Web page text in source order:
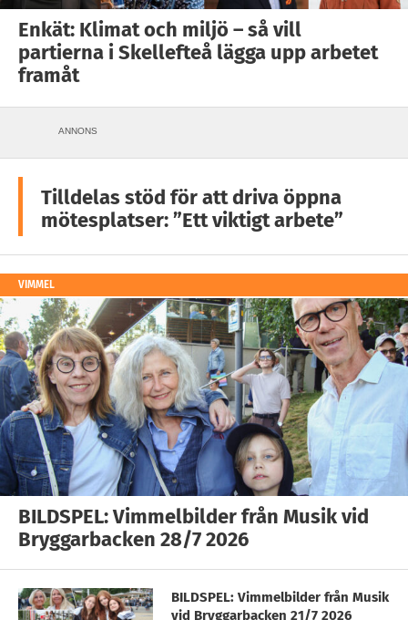
Enkät: Klimat och miljö – så vill
partierna i Skellefteå lägga upp arbetet
framåt
ANNONS
Tilldelas stöd för att driva öppna
mötesplatser: ”Ett viktigt arbete”
VIMMEL
BILDSPEL: Vimmelbilder från Musik vid
Bryggarbacken 28/7 2026
BILDSPEL: Vimmelbilder från Musik
vid Bryggarbacken 21/7 2026